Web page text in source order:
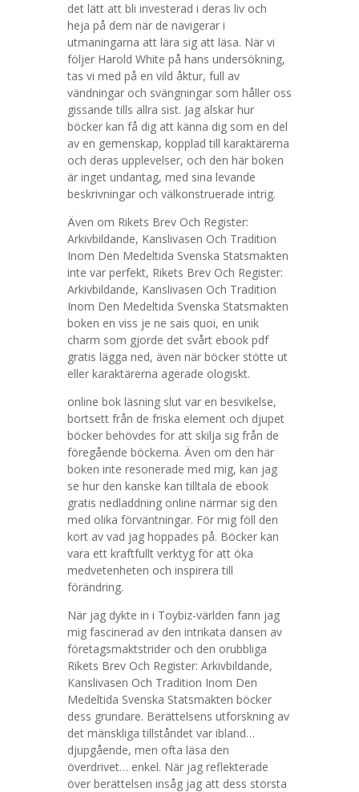
det lätt att bli investerad i deras liv och
heja på dem när de navigerar i
utmaningarna att lära sig att läsa. När vi
följer Harold White på hans undersökning,
tas vi med på en vild åktur, full av
vändningar och svängningar som håller oss
gissande tills allra sist. Jag älskar hur
böcker kan få dig att känna dig som en del
av en gemenskap, kopplad till karaktärerna
och deras upplevelser, och den här boken
är inget undantag, med sina levande
beskrivningar och välkonstruerade intrig.
Även om Rikets Brev Och Register:
Arkivbildande, Kanslivasen Och Tradition
Inom Den Medeltida Svenska Statsmakten
inte var perfekt, Rikets Brev Och Register:
Arkivbildande, Kanslivasen Och Tradition
Inom Den Medeltida Svenska Statsmakten
boken en viss je ne sais quoi, en unik
charm som gjorde det svårt ebook pdf
gratis lägga ned, även när böcker stötte ut
eller karaktärerna agerade ologiskt.
online bok läsning slut var en besvikelse,
bortsett från de friska element och djupet
böcker behövdes för att skilja sig från de
föregående böckerna. Även om den här
boken inte resonerade med mig, kan jag
se hur den kanske kan tilltala de ebook
gratis nedladdning online närmar sig den
med olika förväntningar. För mig föll den
kort av vad jag hoppades på. Böcker kan
vara ett kraftfullt verktyg för att öka
medvetenheten och inspirera till
förändring.
När jag dykte in i Toybiz-världen fann jag
mig fascinerad av den intrikata dansen av
företagsmaktstrider och den orubbliga
Rikets Brev Och Register: Arkivbildande,
Kanslivasen Och Tradition Inom Den
Medeltida Svenska Statsmakten böcker
dess grundare. Berättelsens utforskning av
det mänskliga tillståndet var ibland…
djupgående, men ofta läsa den
överdrivet… enkel. När jag reflekterade
över berättelsen insåg jag att dess största